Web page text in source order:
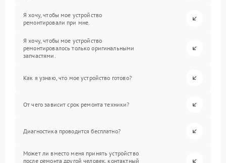
Я хочу, чтобы мое устройство
ремонтировали при мне.
Я хочу, чтобы мое устройство
ремонтировалось только оригинальными
запчастями.
Как я узнаю, что мое устройство готово?
От чего зависит срок ремонта техники?
Диагностика проводится бесплатно?
Может ли вместо меня принять устройство
после ремонта другой человек, контактный